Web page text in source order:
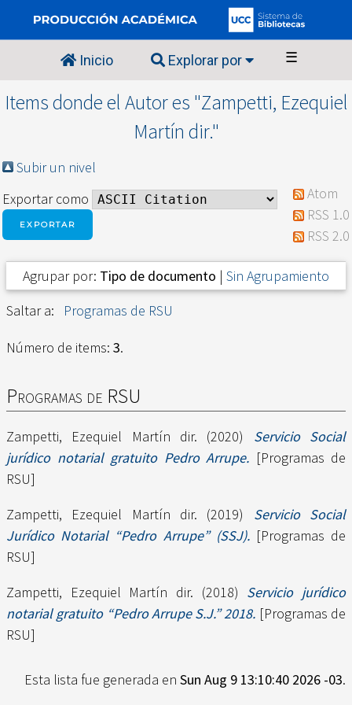
Inicio Explorar por ☰
Items donde el Autor es "Zampetti, Ezequiel
Martín dir."
Subir un nivel
Exportar como
Atom
RSS 1.0
RSS 2.0
Agrupar por: Tipo de documento | Sin Agrupamiento
Saltar a:
Programas de RSU
Número de items: 3.
Programas de RSU
Zampetti, Ezequiel Martín dir. (2020) Servicio Social
jurídico notarial gratuito Pedro Arrupe. [Programas de
RSU]
Zampetti, Ezequiel Martín dir. (2019) Servicio Social
Jurídico Notarial “Pedro Arrupe” (SSJ).[Programas de
RSU]
Zampetti, Ezequiel Martín dir. (2018) Servicio jurídico
notarial gratuito “Pedro Arrupe S.J.” 2018. [Programas de
RSU]
Esta lista fue generada en Sun Aug 9 13:10:40 2026 -03.